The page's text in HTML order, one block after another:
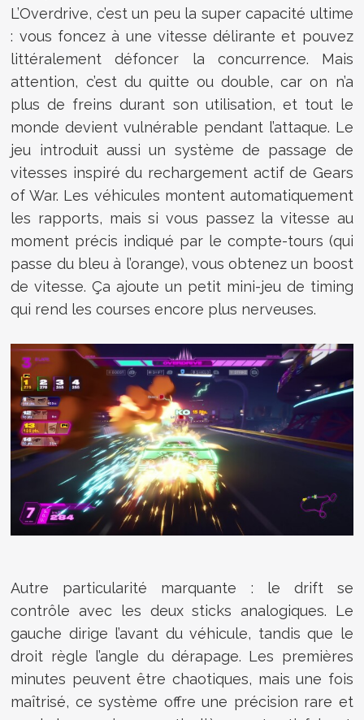
L’Overdrive, c’est un peu la super capacité ultime
: vous foncez à une vitesse délirante et pouvez
littéralement défoncer la concurrence. Mais
attention, c’est du quitte ou double, car on n’a
plus de freins durant son utilisation, et tout le
monde devient vulnérable pendant l’attaque. Le
jeu introduit aussi un système de passage de
vitesses inspiré du rechargement actif de Gears
of War. Les véhicules montent automatiquement
les rapports, mais si vous passez la vitesse au
moment précis indiqué par le compte-tours (qui
passe du bleu à l’orange), vous obtenez un boost
de vitesse. Ça ajoute un petit mini-jeu de timing
qui rend les courses encore plus nerveuses.
Autre particularité marquante : le drift se
contrôle avec les deux sticks analogiques. Le
gauche dirige l’avant du véhicule, tandis que le
droit règle l’angle du dérapage. Les premières
minutes peuvent être chaotiques, mais une fois
maîtrisé, ce système offre une précision rare et